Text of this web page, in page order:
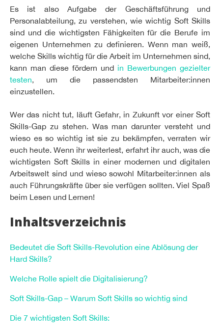
Es ist also Aufgabe der Geschäftsführung und
Personalabteilung, zu verstehen, wie wichtig Soft Skills
sind und die wichtigsten Fähigkeiten für die Berufe im
eigenen Unternehmen zu definieren. Wenn man weiß,
welche Skills wichtig für die Arbeit im Unternehmen sind,
kann man diese fördern und in Bewerbungen gezielter
testen, um die passendsten Mitarbeiter:innen
einzustellen.
Wer das nicht tut, läuft Gefahr, in Zukunft vor einer Soft
Skills-Gap zu stehen. Was man darunter versteht und
wieso es so wichtig ist sie zu bekämpfen, verraten wir
euch heute. Wenn ihr weiterlest, erfahrt ihr auch, was die
wichtigsten Soft Skills in einer modernen und digitalen
Arbeitswelt sind und wieso sowohl Mitarbeiter:innen als
auch Führungskräfte über sie verfügen sollten. Viel Spaß
beim Lesen und Lernen!
Inhaltsverzeichnis
Bedeutet die Soft Skills-Revolution eine Ablösung der
Hard Skills?
Welche Rolle spielt die Digitalisierung?
Soft Skills-Gap – Warum Soft Skills so wichtig sind
Die 7 wichtigsten Soft Skills: